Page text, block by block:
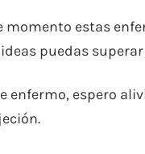
momento estas
puedas
enfermo, espero